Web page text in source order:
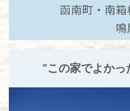
函南町・南
“この家でよかっ